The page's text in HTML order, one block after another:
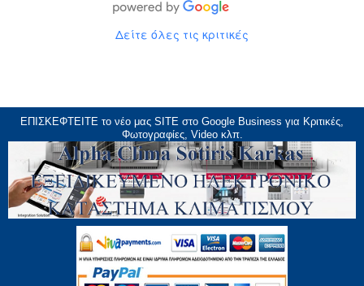
Δείτε όλες τις κριτικές
ΕΠΙΣΚΕΦΤΕΙΤΕ το νέο μας SITE στο Google Business για Κριτικές,
Φωτογραφίες, Video κλπ.